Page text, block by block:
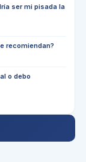
ser mi pisada la
recomiendan?
o debo